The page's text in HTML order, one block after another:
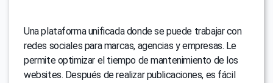
Una plataforma unificada donde se puede trabajar con
redes sociales para marcas, agencias y empresas. Le
permite optimizar el tiempo de mantenimiento de los
websites. Después de realizar publicaciones, es fácil